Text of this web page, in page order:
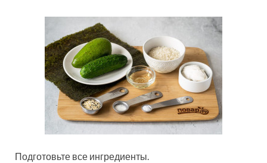
Подготовьте все ингредиенты.